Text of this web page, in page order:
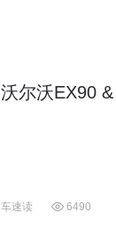
沃尔沃EX90
车速读 6490